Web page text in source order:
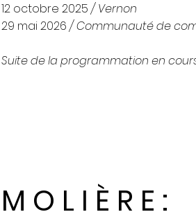
12 octobre 2025/ Vernon
29 mai 2026/ Communauté de
Suite de la programmation en
M O L I È R E :